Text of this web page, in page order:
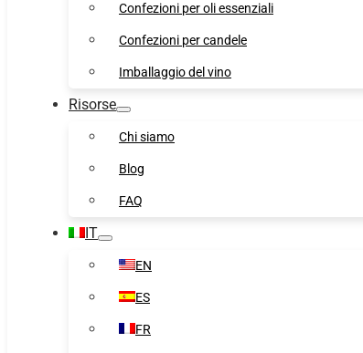
Confezioni per oli essenziali
Confezioni per candele
Imballaggio del vino
Risorse
Chi siamo
Blog
FAQ
IT
EN
ES
FR